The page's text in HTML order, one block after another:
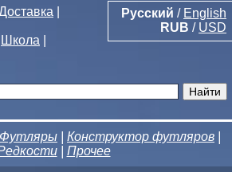
Русский / English
RUB / USD
Школа
Футляры Конструктор футляров
| Прочее